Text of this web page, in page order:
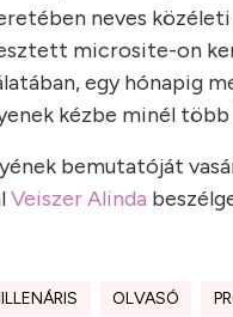
neves
microsite-on
egy hónapig
kézbe minél
bemutatóját
Veiszer Alinda
OLVASÓ